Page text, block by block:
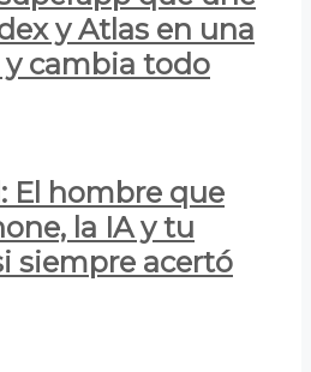
y Atlas en una
cambia todo
El hombre que
la IA y tu
siempre acertó